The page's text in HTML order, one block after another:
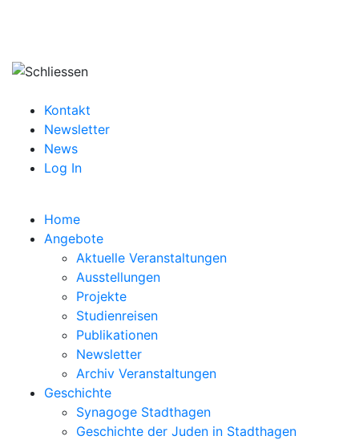
Kontakt
Newsletter
News
Log In
Home
Angebote
Aktuelle Veranstaltungen
Ausstellungen
Projekte
Studienreisen
Publikationen
Newsletter
Archiv Veranstaltungen
Geschichte
Synagoge Stadthagen
Geschichte der Juden in Stadthagen